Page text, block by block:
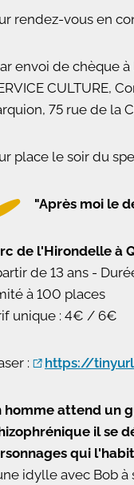
rendez-vous en
envoi de chèque
CULTURE,
75 rue de la
place le soir du
"Après moi le
de l'Hirondelle à
de 13 ans -
à 100 places
unique : 4€ / 6€
: https://
homme attend un
il se
qui
idylle avec Bob